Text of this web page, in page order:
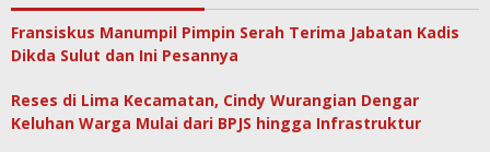
Fransiskus Manumpil Pimpin Serah Terima Jabatan Kadis
Dikda Sulut dan Ini Pesannya
Reses di Lima Kecamatan, Cindy Wurangian Dengar
Keluhan Warga Mulai dari BPJS hingga Infrastruktur